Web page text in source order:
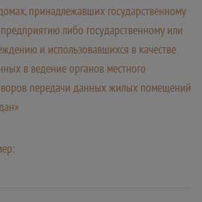
принадлежавших государственному
либо государственному или
и использовавшихся в качестве
в ведение органов местного
передачи данных жилых помещений